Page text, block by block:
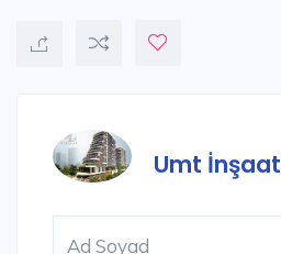
Umt İnşaat